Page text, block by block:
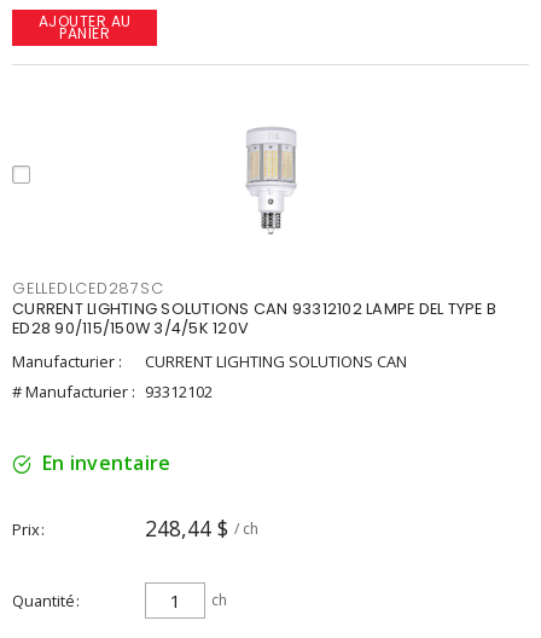
AJOUTER AU
PANIER
GELLEDLCED287SC
CURRENT LIGHTING SOLUTIONS CAN 93312102 LAMPE DEL TYPE B
ED28 90/115/150W 3/4/5K 120V
Manufacturier :
CURRENT LIGHTING SOLUTIONS CAN
# Manufacturier : 93312102
En inventaire
Prix 248,44 $ / ch
Quantité ch